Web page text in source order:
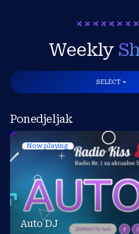
Weekly
SELECTarrow_drop_down
Ponedjeljak
Now playing
Auto DJ